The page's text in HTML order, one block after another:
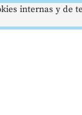
internas y de